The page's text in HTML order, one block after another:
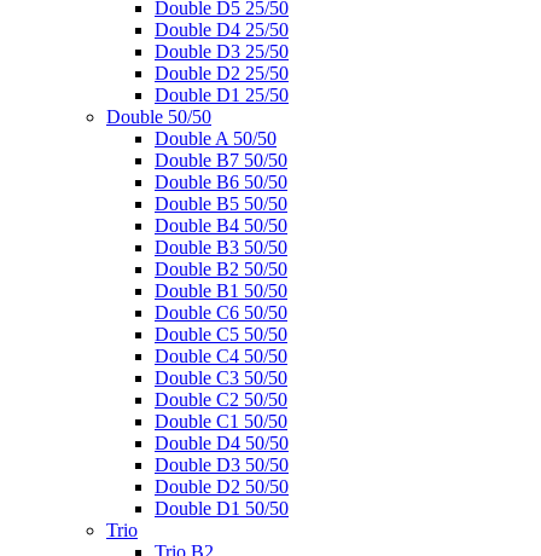
Double D5 25/50
Double D4 25/50
Double D3 25/50
Double D2 25/50
Double D1 25/50
Double 50/50
Double A 50/50
Double B7 50/50
Double B6 50/50
Double B5 50/50
Double B4 50/50
Double B3 50/50
Double B2 50/50
Double B1 50/50
Double C6 50/50
Double C5 50/50
Double C4 50/50
Double C3 50/50
Double C2 50/50
Double C1 50/50
Double D4 50/50
Double D3 50/50
Double D2 50/50
Double D1 50/50
Trio
Trio B2